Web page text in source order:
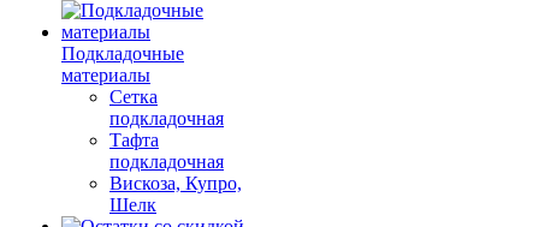
Подкладочные
материалы
Сетка
подкладочная
Тафта
подкладочная
Вискоза, Купро,
Шелк